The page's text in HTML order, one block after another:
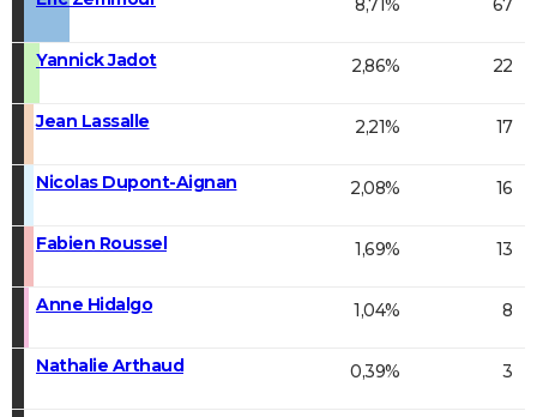
8,71% 67
Yannick Jadot 2,86% 22
Jean Lassalle 2,21% 17
Nicolas Dupont-Aignan 2,08% 16
Fabien Roussel 1,69% 13
Anne Hidalgo 1,04% 8
Nathalie Arthaud 0,39% 3